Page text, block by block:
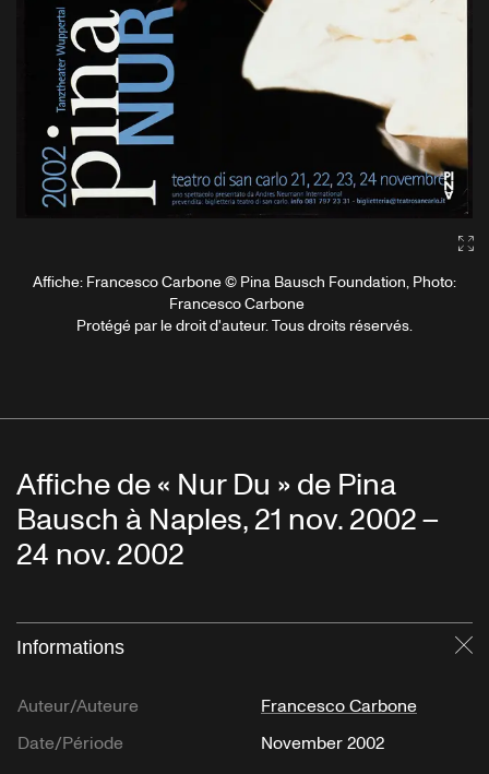
Affiche: Francesco Carbone © Pina Bausch Foundation, Photo:
Francesco Carbone
Protégé par le droit d'auteur. Tous droits réservés.
Affiche de « Nur Du » de Pina
Bausch à Naples, 21 nov. 2002 –
24 nov. 2002
Informations
Auteur/Auteure
Francesco Carbone
Date/Période
November 2002